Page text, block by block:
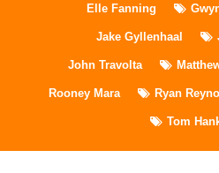
Elle Fanning
Jake Gyllenhaal
John Travolta
Rooney Mara Ryan
Tom